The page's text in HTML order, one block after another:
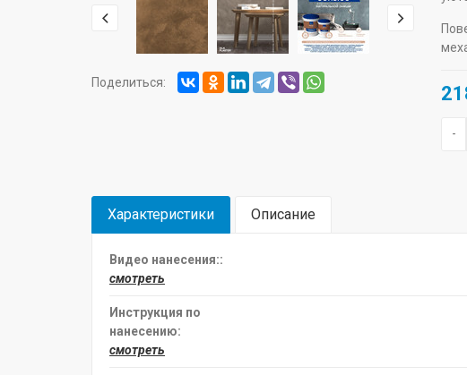
Поделиться:
-
Характеристики Описание
Видео нанесения::
смотреть
Инструкция по
нанесению:
смотреть